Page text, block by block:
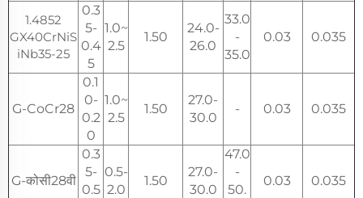
1.4852
GX40CrNiS
iNb35-25
0.3
5-
0.4
5
1.0~
2.5
1.50
24.0-
26.0
33.0
-
35.0
0.03 0.035
G-CoCr28
0.1
0-
0.2
0
1.0~
2.5
1.50
27.0-
30.0
- 0.03 0.035
G-कोसी28वी
0.3
5-
0.5
0.5-
2.0
1.50
27.0-
30.0
47.0
-
50.
0.03 0.035